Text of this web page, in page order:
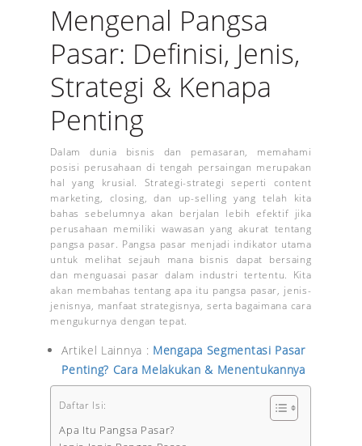
Mengenal Pangsa
Pasar: Definisi, Jenis,
Strategi & Kenapa
Penting
Dalam dunia bisnis dan pemasaran, memahami
posisi perusahaan di tengah persaingan merupakan
hal yang krusial. Strategi-strategi seperti content
marketing, closing, dan up-selling yang telah kita
bahas sebelumnya akan berjalan lebih efektif jika
perusahaan memiliki wawasan yang akurat tentang
pangsa pasar. Pangsa pasar menjadi indikator utama
untuk melihat sejauh mana bisnis dapat bersaing
dan menguasai pasar dalam industri tertentu. Kita
akan membahas tentang apa itu pangsa pasar, jenis-
jenisnya, manfaat strategisnya, serta bagaimana cara
mengukurnya dengan tepat.
Artikel Lainnya : Mengapa Segmentasi Pasar
Penting? Cara Melakukan & Menentukannya
Daftar Isi:
Apa Itu Pangsa Pasar?